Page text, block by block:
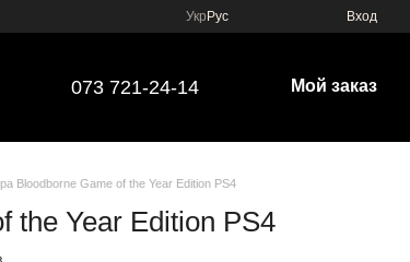
Укр Рус Вход
073 721-24-14 Мой заказ
Bloodborne Game of the Year Edition PS4
the Year Edition PS4